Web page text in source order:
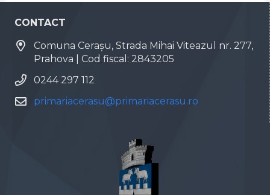
CONTACT
Comuna Cerașu, Strada Mihai Viteazul nr. 277,
Prahova | Cod fiscal: 2843205
0244 297 112
primariacerasu@primariacerasu.ro